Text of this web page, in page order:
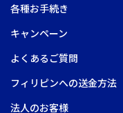
各種お手続き
キャンペーン
よくあるご質問
フィリピンへの送金方法
法人のお客様